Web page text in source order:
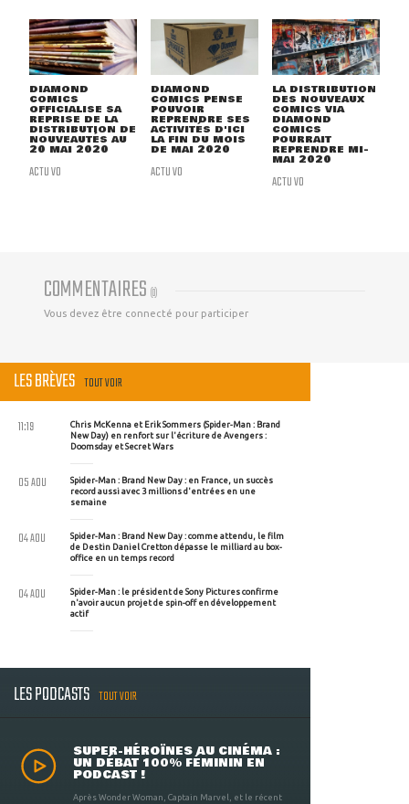
DIAMOND
COMICS
OFFICIALISE SA
REPRISE DE LA
DISTRIBUTION DE
NOUVEAUTÉS AU
20 MAI 2020
ACTU VO
DIAMOND
COMICS PENSE
POUVOIR
REPRENDRE SES
ACTIVITÉS D'ICI
LA FIN DU MOIS
DE MAI 2020
ACTU VO
LA DISTRIBUTION
DES NOUVEAUX
COMICS VIA
DIAMOND
COMICS
POURRAIT
REPRENDRE MI-
MAI 2020
ACTU VO
COMMENTAIRES (0)
Vous devez être connecté pour participer
LES BRÈVES TOUT VOIR
Chris McKenna et Erik Sommers (Spider-Man : Brand
New Day) en renfort sur l'écriture de Avengers :
Doomsday et Secret Wars
11:19
Spider-Man : Brand New Day : en France, un succès
record aussi avec 3 millions d'entrées en une
semaine
05 AOU
Spider-Man : Brand New Day : comme attendu, le film
de Destin Daniel Cretton dépasse le milliard au box-
office en un temps record
04 AOU
Spider-Man : le président de Sony Pictures confirme
n'avoir aucun projet de spin-off en développement
actif
04 AOU
LES PODCASTS TOUT VOIR
SUPER-HÉROÏNES AU CINÉMA :
UN DÉBAT 100% FÉMININ EN
PODCAST !
Après Wonder Woman, Captain Marvel, et le récent